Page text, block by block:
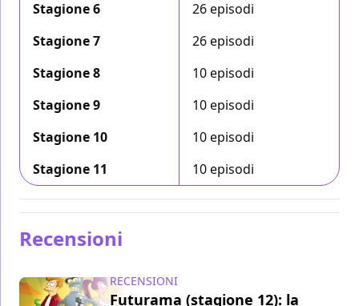
Stagione 6
26 episodi
Stagione 7
26 episodi
Stagione 8
10 episodi
Stagione 9
10 episodi
Stagione 10
10 episodi
Stagione 11
10 episodi
Recensioni
RECENSIONI
Futurama (stagione 12): la